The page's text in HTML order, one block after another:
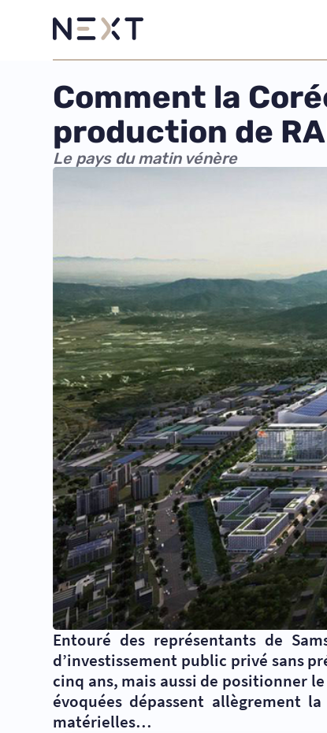
Comment la
production de
Le pays du matin vénère
Entouré des représentants de
d’investissement public privé sans
cinq ans, mais aussi de positionner
évoquées dépassent allègrement
matérielles…